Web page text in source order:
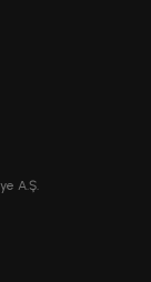
A.Ş.